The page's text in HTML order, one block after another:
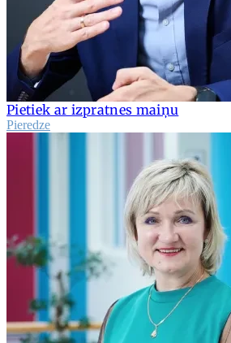
Pietiek ar izpratnes maiņu
Pieredze